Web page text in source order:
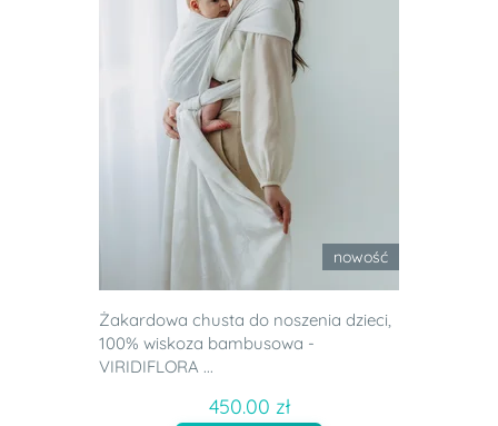
nowość
Żakardowa chusta do noszenia dzieci,
100% wiskoza bambusowa -
VIRIDIFLORA ...
450.00 zł